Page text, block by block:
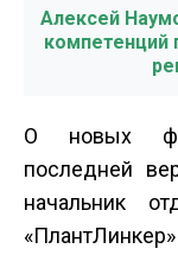
Алексей
компетенций
О новых
последней
начальник